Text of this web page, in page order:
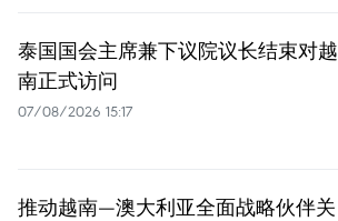
泰国国会主席兼下议院议长结束对越
南正式访问
07/08/2026 15:17
推动越南—澳大利亚全面战略伙伴关